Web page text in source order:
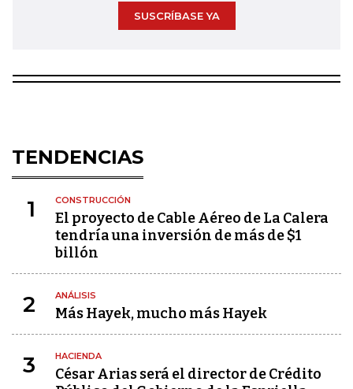
SUSCRÍBASE YA
TENDENCIAS
1 CONSTRUCCIÓN
El proyecto de Cable Aéreo de La Calera
tendría una inversión de más de $1
billón
2 ANÁLISIS
Más Hayek, mucho más Hayek
3 HACIENDA
César Arias será el director de Crédito